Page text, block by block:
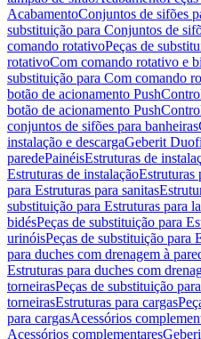
AcabamentoConjuntos de sifões
substituição para Conjuntos de
comando rotativoPeças de
rotativoCom comando rotativo e
substituição para Com comando
botão de acionamento
botão de acionamento
conjuntos de sifões para banheiras
instalação e descargaGeberit
paredePainéisEstruturas de
Estruturas de instalaçãoEstruturas
para Estruturas para sanitas
substituição para Estruturas para
bidésPeças de substituição para
urinóisPeças de substituição para
para duches com drenagem à
Estruturas para duches com
torneirasPeças de substituição
torneirasEstruturas para cargas
para cargasAcessórios
Acessórios complementares